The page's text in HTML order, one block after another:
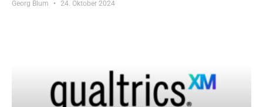
Georg Blum 24. Oktober 2024